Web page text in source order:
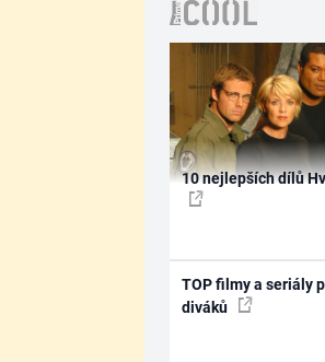
10 nejlepších dílů
TOP filmy a seriály
diváků